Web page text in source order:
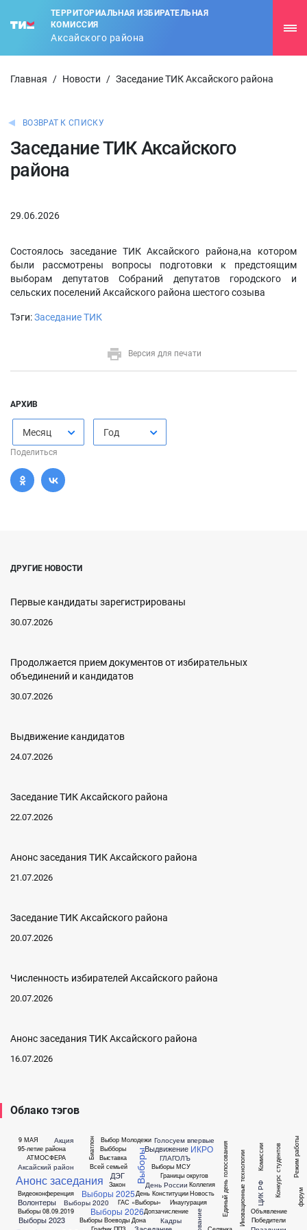
ТЕРРИТОРИАЛЬНАЯ ИЗБИРАТЕЛЬНАЯ
КОМИССИЯ
Аксайского района
Главная / Новости / Заседание ТИК Аксайского района
ВОЗВРАТ К СПИСКУ
Заседание ТИК Аксайского
района
29.06.2026
Состоялось заседание ТИК Аксайского района,на котором
были рассмотрены вопросы подготовки к предстоящим
выборам депутатов Собраний депутатов городского и
сельских поселений Аксайского района шестого созыва
Тэги:Заседание ТИК
Версия для печати
АРХИВ
Месяц Год
Поделиться
ДРУГИЕ НОВОСТИ
Первые кандидаты зарегистрированы
30.07.2026
Продолжается прием документов от избирательных
объединений и кандидатов
30.07.2026
Выдвижение кандидатов
24.07.2026
Заседание ТИК Аксайского района
22.07.2026
Анонс заседания ТИК Аксайского района
21.07.2026
Заседание ТИК Аксайского района
20.07.2026
Численность избирателей Аксайского района
20.07.2026
Анонс заседания ТИК Аксайского района
16.07.2026
Облако тэгов
9 МАЯ
95-летие района
АТМОСФЕРА
Аксайский район
Акция
Анонс заседания
Биатлон
Видеоконференция
Волонтеры
Всей семьей
Выбборы
Выбор Молодежи
Выборы
Выборы 08.09.2019
Выборы 2020
Выборы 2023
Выборы 2025
Выборы 2026
Выборы Воеводы Дона
Выборы МСУ
Выдвижение
Выставка
ГАС «Выборы»
ГЛАГОЛЪ
Голосуем впервые
Границы округов
ДЭГ
День Конституции
День России
Допзачисление Единый день голосования
Закон
ИКРО
Инаугурация Иновационные технологии
Кадры
Коллегия
Комиссии Конкурс студентов
Новость
Объявление
Победители
Режим работы
ЦИК РФ форум